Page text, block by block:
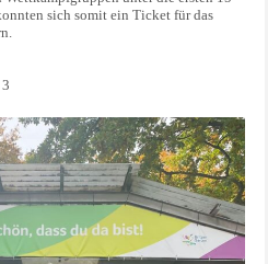
sich somit ein Ticket für das